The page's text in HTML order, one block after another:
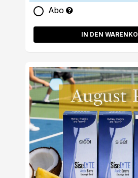
Abo
IN DEN